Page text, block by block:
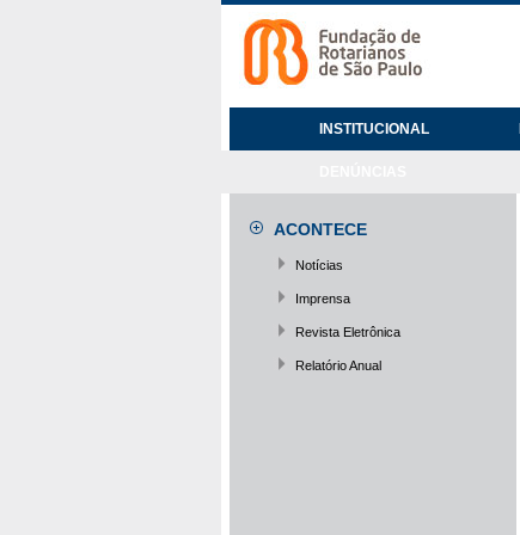
INSTITUCIONAL
ACONTECE
Notícias
Imprensa
Revista Eletrônica
Relatório Anual